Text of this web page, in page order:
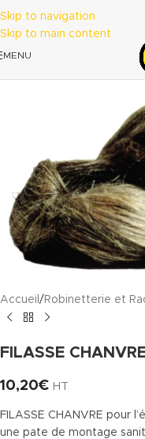
Skip to navigation
Skip to main content
MENU
Accueil / Robinetterie et
FILASSE
10,20€ HT
FILASSE CHANVRE pour
une pate de montage